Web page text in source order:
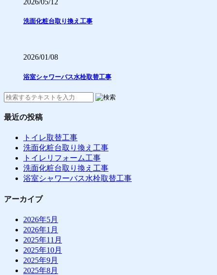
2026/05/12
洗面化粧台取り換え工事
2026/01/08
浴室シャワーバス水栓取替工事
最近の投稿
トイレ取替工事
洗面化粧台取り換え工事
トイレリフォーム工事
洗面化粧台取り換え工事
浴室シャワーバス水栓取替工事
アーカイブ
2026年5月
2026年1月
2025年11月
2025年10月
2025年9月
2025年8月